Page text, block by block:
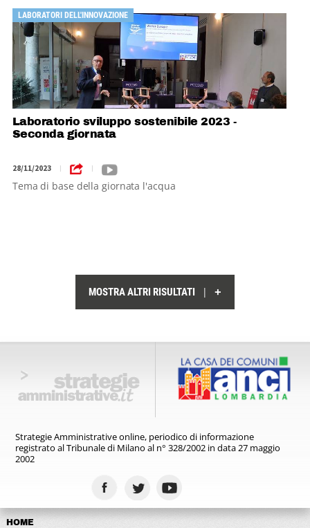
LABORATORI DELL'INNOVAZIONE
Laboratorio sviluppo sostenibile 2023 -
Seconda giornata
28/11/2023 | |
Tema di base della giornata l'acqua
MOSTRA ALTRI RISULTATI | +
Strategie Amministrative online, periodico di informazione
registratoal Tribunale di Milano al n° 328/2002 in data 27 maggio
2002
HOME